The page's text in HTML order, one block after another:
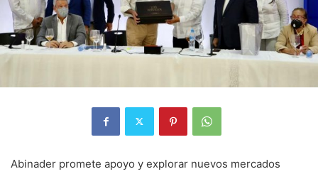
Abinader promete apoyo y explorar nuevos mercados